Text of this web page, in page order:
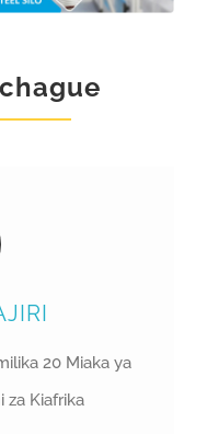
20 Miaka ya
za Kiafrika